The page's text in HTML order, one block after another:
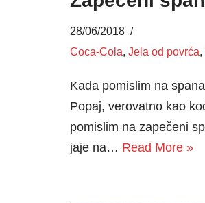
28/06/2018
Coca-Cola, Jela od povrća,
Kada pomislim na
Popaj, verovatno kao
pomislim na zapečeni
jaje na… Read More »